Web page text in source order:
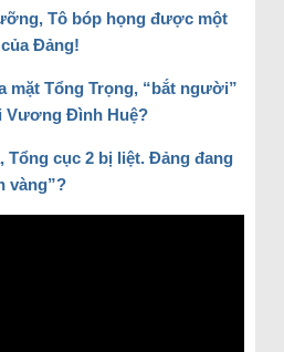
Tô bóp họng được một
Đảng!
mặt Tổng Trọng, “bắt người”
Vương Đình Huệ?
Tổng cục 2 bị liệt. Đảng đang
vàng”?